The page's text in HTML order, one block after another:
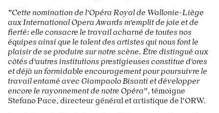
"Cette nomination de l’Opéra Royal de Wallonie-Liège
aux International Opera Awards m’emplit de joie et de
fierté: elle consacre le travail acharné de toutes nos
équipes ainsi que le talent des artistes qui nous font le
plaisir de se produire sur notre scène. Être distingué aux
côtés d’autres institutions prestigieuses constitue d’ores
et déjà un formidable encouragement pour poursuivre le
travail entamé avec Giampaolo Bisanti et développer
encore le rayonnement de notre Opéra", témoigne
Stefano Pace, directeur général et artistique de l'ORW.